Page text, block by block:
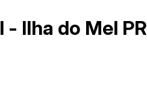
- Ilha do Mel PR